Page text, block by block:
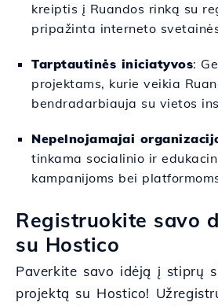
kreiptis į Ruandos rinką su
pripažinta interneto
Tarptautinės iniciatyvos:
projektams, kurie veikia
bendradarbiauja su vietos
Nepelnojamajai
tinkama socialinio ir
kampanijoms bei
Registruokite savo
su Hostico
Paverkite savo idėją į stiprų
projektą su Hostico!